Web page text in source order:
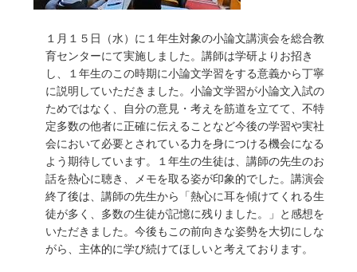
１月１５日（水）に１年生対象の小論文講演会を総合教
育センターにて実施しました。講師は学研よりお招き
し、１年生のこの時期に小論文学習をする意義から丁寧
に説明していただきました。小論文学習が小論文入試の
ためではなく、自分の意見・考えを筋道を立てて、不特
定多数の他者に正確に伝えることなど今後の学習や実社
会において必要とされている力を身につける機会になる
よう期待しています。１年生の生徒は、講師の先生のお
話を熱心に聴き、メモを取る姿が印象的でした。講演会
終了後は、講師の先生から「熱心に耳を傾けてくれる生
徒が多く、多数の生徒が記憶に残りました。」と感想を
いただきました。今後もこの前向きな姿勢を大切にしな
がら、主体的に学び続けてほしいと考えております。